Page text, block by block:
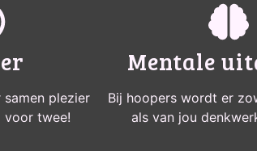
plezier
voor twee!
Mentale
Bij hoopers wordt er
als van jou